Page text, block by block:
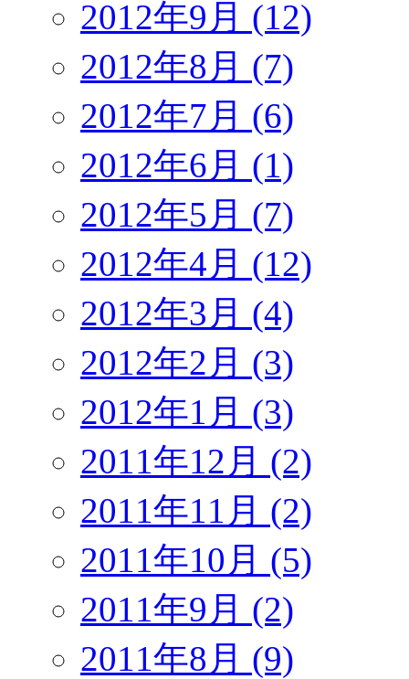
2012年9月 (12)
2012年8月 (7)
2012年7月 (6)
2012年6月 (1)
2012年5月 (7)
2012年4月 (12)
2012年3月 (4)
2012年2月 (3)
2012年1月 (3)
2011年12月 (2)
2011年11月 (2)
2011年10月 (5)
2011年9月 (2)
2011年8月 (9)